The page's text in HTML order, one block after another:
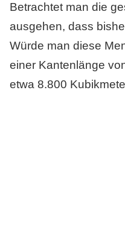
Betrachtet man die
ausgehen, dass
Würde man diese
einer Kantenlänge
etwa 8.800